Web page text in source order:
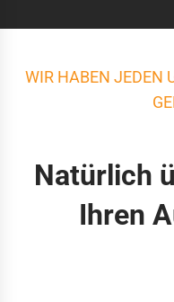
WIR HABEN JEDEN
Natürlich
Ihren